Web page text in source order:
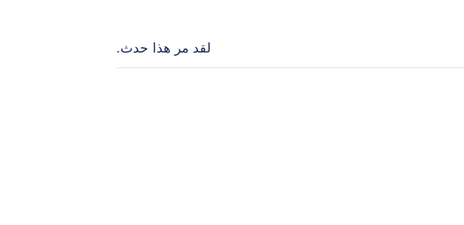
لقد مر هذا حدث.